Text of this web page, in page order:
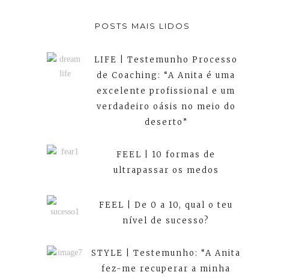
POSTS MAIS LIDOS
LIFE | Testemunho Processo
de Coaching: “A Anita é uma
excelente profissional e um
verdadeiro oásis no meio do
deserto”
FEEL | 10 formas de
ultrapassar os medos
FEEL | De 0 a 10, qual o teu
nível de sucesso?
STYLE | Testemunho: “A Anita
fez-me recuperar a minha